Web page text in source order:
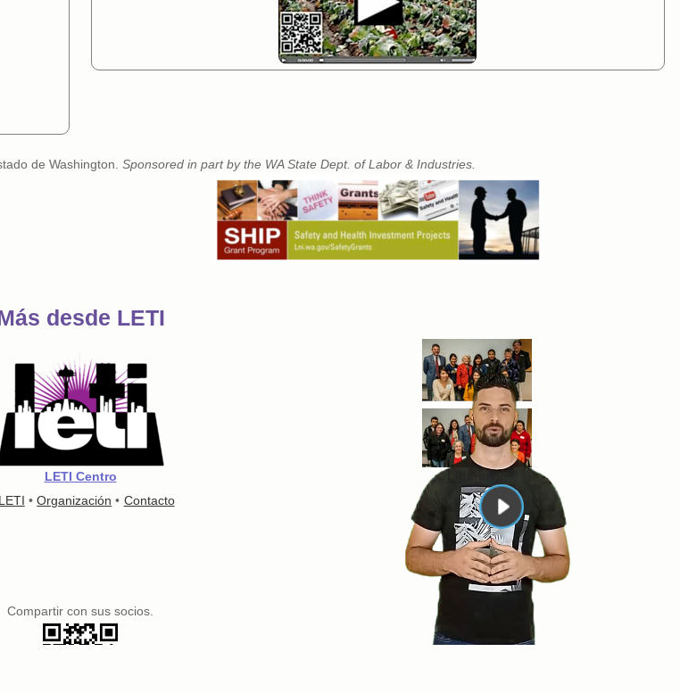
de Washington. Sponsored in part by the WA State Dept. of Labor & Industries.
desde LETI
LETI Centro
LETI • Organización • Contacto
Compartir con sus socios.